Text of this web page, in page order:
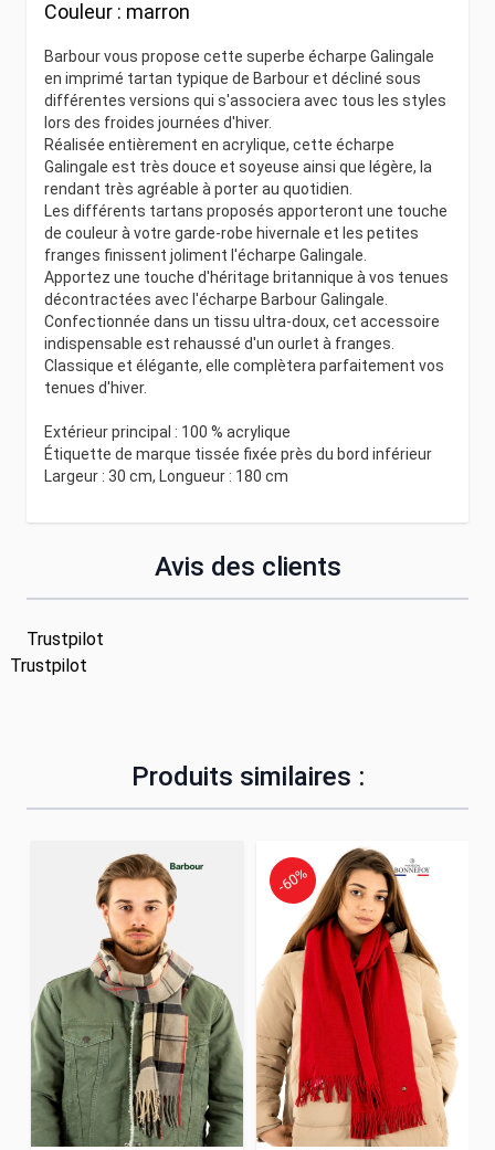
Couleur : marron
Barbour vous propose cette superbe écharpe Galingale
en imprimé tartan typique de Barbour et décliné sous
différentes versions qui s'associera avec tous les styles
lors des froides journées d'hiver.
Réalisée entièrement en acrylique, cette écharpe
Galingale est très douce et soyeuse ainsi que légère, la
rendant très agréable à porter au quotidien.
Les différents tartans proposés apporteront une touche
de couleur à votre garde-robe hivernale et les petites
franges finissent joliment l'écharpe Galingale.
Apportez une touche d'héritage britannique à vos tenues
décontractées avec l'écharpe Barbour Galingale.
Confectionnée dans un tissu ultra-doux, cet accessoire
indispensable est rehaussé d'un ourlet à franges.
Classique et élégante, elle complètera parfaitement vos
tenues d'hiver.
Extérieur principal : 100 % acrylique
Étiquette de marque tissée fixée près du bord inférieur
Largeur : 30 cm, Longueur : 180 cm
Avis des clients
Trustpilot
Trustpilot
Produits similaires :
-60%